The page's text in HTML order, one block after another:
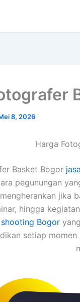
8, 2026
Harga
Basket Bogor
pegunungan
jika
hingga kegiatan
Bogor
setiap